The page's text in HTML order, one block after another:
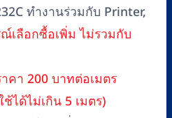
ทำงานร่วมกับ Printer,
เลือกซื้อเพิ่ม ไม่รวมกับ
คา 200 บาทต่อเมตร
ได้ไม่เกิน 5 เมตร)